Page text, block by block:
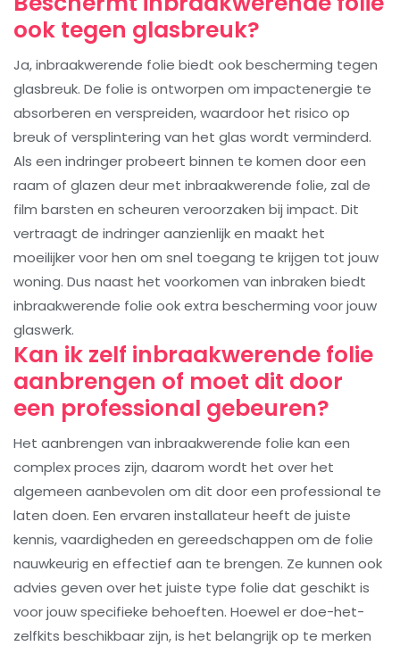
ook tegen glasbreuk?
Ja, inbraakwerende folie biedt ook bescherming tegen
glasbreuk. De folie is ontworpen om impactenergie te
absorberen en verspreiden, waardoor het risico op
breuk of versplintering van het glas wordt verminderd.
Als een indringer probeert binnen te komen door een
raam of glazen deur met inbraakwerende folie, zal de
film barsten en scheuren veroorzaken bij impact. Dit
vertraagt ​​de indringer aanzienlijk en maakt het
moeilijker voor hen om snel toegang te krijgen tot jouw
woning. Dus naast het voorkomen van inbraken biedt
inbraakwerende folie ook extra bescherming voor jouw
glaswerk.
Kan ik zelf inbraakwerende folie
aanbrengen of moet dit door
een professional gebeuren?
Het aanbrengen van inbraakwerende folie kan een
complex proces zijn, daarom wordt het over het
algemeen aanbevolen om dit door een professional te
laten doen. Een ervaren installateur heeft de juiste
kennis, vaardigheden en gereedschappen om de folie
nauwkeurig en effectief aan te brengen. Ze kunnen ook
advies geven over het juiste type folie dat geschikt is
voor jouw specifieke behoeften. Hoewel er doe-het-
zelfkits beschikbaar zijn, is het belangrijk op te merken